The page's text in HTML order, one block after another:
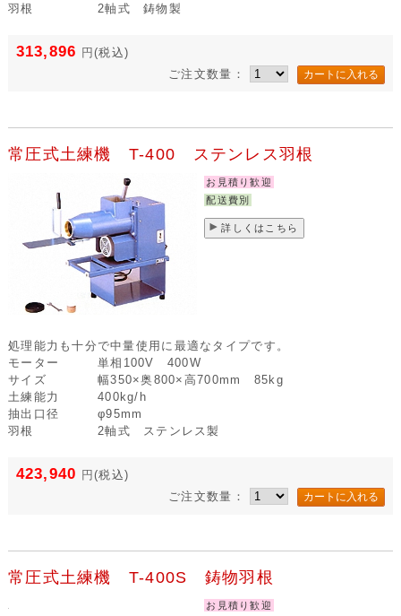
羽根
2軸式 鋳物製
313,896 円(税込)
ご注文数量：
常圧式土練機 T-400 ステンレス羽根
お見積り歓迎
配送費別
詳しくはこちら
処理能力も十分で中量使用に最適なタイプです。
モーター
単相100V 400W
サイズ
幅350×奥800×高700mm 85kg
土練能力
400kg/h
抽出口径
φ95mm
羽根
2軸式 ステンレス製
423,940 円(税込)
ご注文数量：
常圧式土練機 T-400S 鋳物羽根
お見積り歓迎